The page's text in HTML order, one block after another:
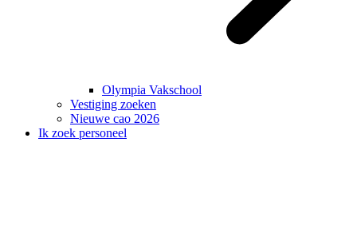
Olympia Vakschool
Vestiging zoeken
Nieuwe cao 2026
Ik zoek personeel